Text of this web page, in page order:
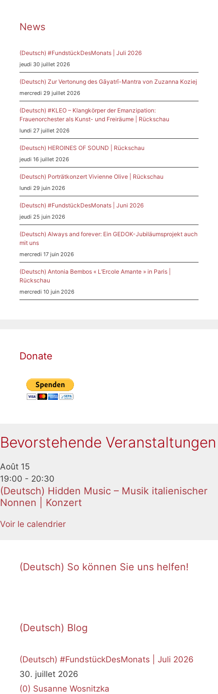
News
(Deutsch) #FundstückDesMonats | Juli 2026
jeudi 30 juillet 2026
(Deutsch) Zur Vertonung des Gāyatrī-Mantra von Zuzanna Koziej
mercredi 29 juillet 2026
(Deutsch) #KLEO – Klangkörper der Emanzipation:
Frauenorchester als Kunst- und Freiräume | Rückschau
lundi 27 juillet 2026
(Deutsch) HEROINES OF SOUND | Rückschau
jeudi 16 juillet 2026
(Deutsch) Porträtkonzert Vivienne Olive | Rückschau
lundi 29 juin 2026
(Deutsch) #FundstückDesMonats | Juni 2026
jeudi 25 juin 2026
(Deutsch) Always and forever: Ein GEDOK-Jubiläumsprojekt auch
mit uns
mercredi 17 juin 2026
(Deutsch) Antonia Bembos « L’Ercole Amante » in Paris |
Rückschau
mercredi 10 juin 2026
Donate
Bevorstehende Veranstaltungen
Août 15
19:00 - 20:30
(Deutsch) Hidden Music – Musik italienischer
Nonnen | Konzert
Voir le calendrier
(Deutsch) So können Sie uns helfen!
(Deutsch) Blog
(Deutsch) #FundstückDesMonats | Juli 2026
30. juillet 2026
(0) Susanne Wosnitzka